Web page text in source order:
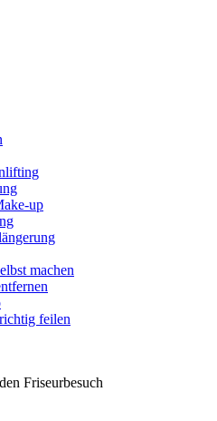
up
machen
feilen
Friseurbesuch